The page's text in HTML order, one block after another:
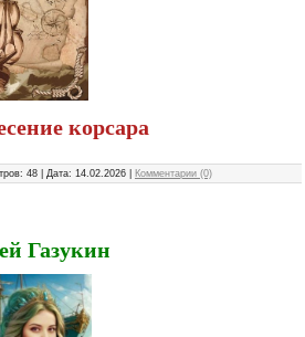
корсара
48 Дата: 14.02.2026 Комментарии (0)
Газукин